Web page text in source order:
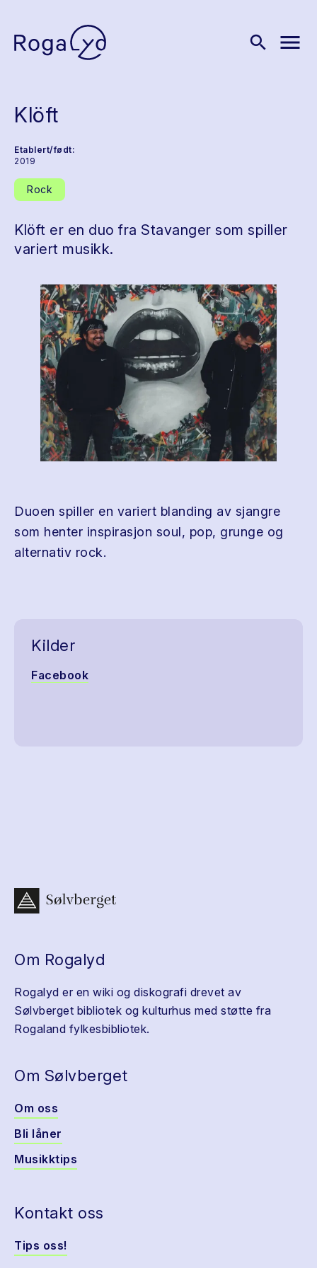
search menu
Klöft
Etablert/født:
2019
Rock
Klöft er en duo fra Stavanger som spiller
variert musikk.
Duoen spiller en variert blanding av sjangre
som henter inspirasjon soul, pop, grunge og
alternativ rock.
Kilder
Facebook
Om Rogalyd
Rogalyd er en wiki og diskografi drevet av
Sølvberget bibliotek og kulturhus med støtte fra
Rogaland fylkesbibliotek.
Om Sølvberget
Om oss
Bli låner
Musikktips
Kontakt oss
Tips oss!